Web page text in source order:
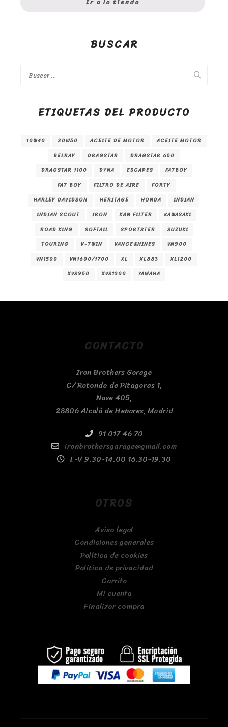
BUSCAR
ETIQUETAS DEL PRODUCTO
10W40 20W50 ACEITE DE MOTOR
ACEITE MOTOR
BELRAY
DRAGSTAR
DRAGSTAR 650
DRAGSTAR 1100
DYNA ESCAPES
FATBOY
FAT BOY
FILTRO DE AIRE
FORTY
HARLEY DAVIDSON
HERITAGE HONDA
INDIAN
INDIAN SCOUT
IRON K&N FILTER
KAWASAKI
ROAD KING
SOFTAIL SPORTSTER
SUZUKI
TOURING
V-TWIN VANCE&HINES
VN900
VN1500
VN1600/1700 XL XL883
XL1200
XVS950
XVS1300 YAMAHA
CONTACTO
Iron Brothers Garage
C/ Rotonda de Pitagoras 1,
Nave 405,
28806 Alcalá de Henares, Madrid
91 017 46 70
ironbrothersgarage@gmail.com
L-V 9.30-14.00 16.30-19.30
OTROS
Aviso legal
Condiciones generales
Política de cookies
Política de privacidad
Carrito
Mi cuenta
Finalizar compra